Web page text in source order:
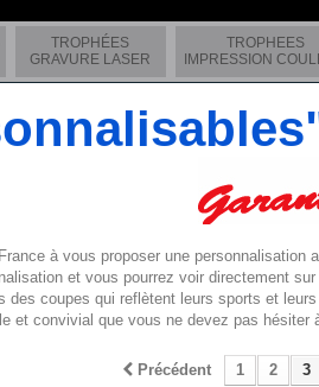
TROPHÉES
GRAVURE LASER
TROPHEES
IMPRESSION
à vous proposer une
et vous pourrez voir directement
coupes qui reflètent leurs sports et
et convivial que vous ne devez pas hésiter
Précédent 1 2 3